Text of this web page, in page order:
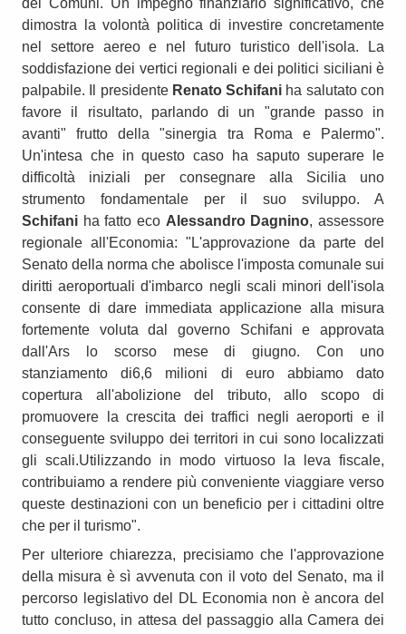
dimostra la volontà politica di investire concretamente
nel settore aereo e nel futuro turistico dell'isola. La
soddisfazione dei vertici regionali e dei politici siciliani è
palpabile. Il presidente Renato Schifani ha salutato con
favore il risultato, parlando di un "grande passo in
avanti" frutto della "sinergia tra Roma e Palermo".
Un'intesa che in questo caso ha saputo superare le
difficoltà iniziali per consegnare alla Sicilia uno
strumento fondamentale per il suo sviluppo. A
Schifani ha fatto eco Alessandro Dagnino, assessore
regionale all'Economia: "L'approvazione da parte del
Senato della norma che abolisce l'imposta comunale sui
diritti aeroportuali d'imbarco negli scali minori dell'isola
consente di dare immediata applicazione alla misura
fortemente voluta dal governo Schifani e approvata
dall'Ars lo scorso mese di giugno. Con uno
stanziamento di6,6 milioni di euro abbiamo dato
copertura all'abolizione del tributo, allo scopo di
promuovere la crescita dei traffici negli aeroporti e il
conseguente sviluppo dei territori in cui sono localizzati
gli scali.Utilizzando in modo virtuoso la leva fiscale,
contribuiamo a rendere più conveniente viaggiare verso
queste destinazioni con un beneficio per i cittadini oltre
che per il turismo".
Per ulteriore chiarezza, precisiamo che l'approvazione
della misura è sì avvenuta con il voto del Senato, ma il
percorso legislativo del DL Economia non è ancora del
tutto concluso, in attesa del passaggio alla Camera dei